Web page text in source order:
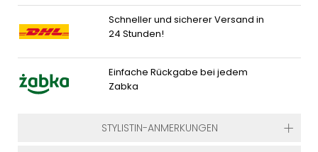
Schneller und sicherer Versand in
24 Stunden!
Einfache Rückgabe bei jedem
Zabka
STYLISTIN-ANMERKUNGEN